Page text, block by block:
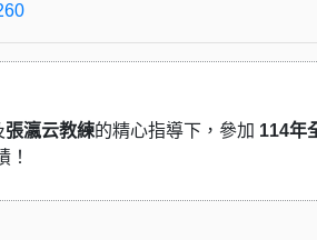
張瀛云教練的精心指導下，參加 114年
！